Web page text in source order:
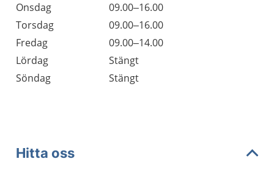
Onsdag
09.00–16.00
Torsdag
09.00–16.00
Fredag
09.00–14.00
Lördag
Stängt
Söndag
Stängt
Hitta oss